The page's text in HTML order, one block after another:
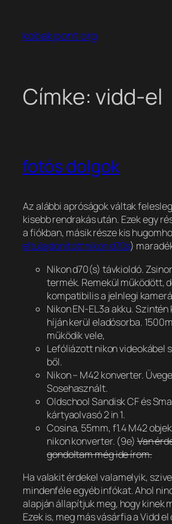
tartalomhoz
kobak pont org
Címke: vidd-el
fotós dolgok
Az alábbi apróságok váltak
kisebb rendrakás után. Ezek egy
a fiókban, másik része kis
eltulajdonított nikon d70s)
Nikon d70(s) távkioldó.
termék. Remekül működött,
kompatibilis a jelnlegi
Nikon EN-EL3a akku.
híján kerül eladósorba.
működik vele,
Lefóliázott nikon videokábel
ből.
Nikon – M42 konverter.
Sosehasznált.
Oldschool Sandisk CF és
kártyaolvasó 2 in 1.
Cosina, 55mm, f1.4 M42
nikon konverter. (9e)Van
gondoltam még ide írom.
Ha valakit érdekel valamelyik,
mindenféle egyéb infókat. Ahol
alapján állapítjuk meg, hogy kinek
Ezek is, meg más vásárfia a Vidd el